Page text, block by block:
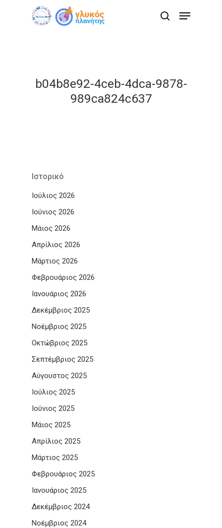
search
Menu
b04b8e92-4ceb-4dca-9878-
989ca824c637
Ιστορικό
Ιούλιος 2026
Ιούνιος 2026
Μάιος 2026
Απρίλιος 2026
Μάρτιος 2026
Φεβρουάριος 2026
Ιανουάριος 2026
Δεκέμβριος 2025
Νοέμβριος 2025
Οκτώβριος 2025
Σεπτέμβριος 2025
Αύγουστος 2025
Ιούλιος 2025
Ιούνιος 2025
Μάιος 2025
Απρίλιος 2025
Μάρτιος 2025
Φεβρουάριος 2025
Ιανουάριος 2025
Δεκέμβριος 2024
Νοέμβριος 2024